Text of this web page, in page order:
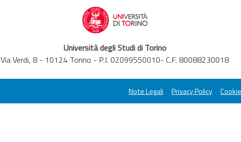
Università degli Studi di Torino
Via Verdi, 8 - 10124 Torino - P.I. 02099550010- C.F. 80088230018
Note Legali Privacy Policy